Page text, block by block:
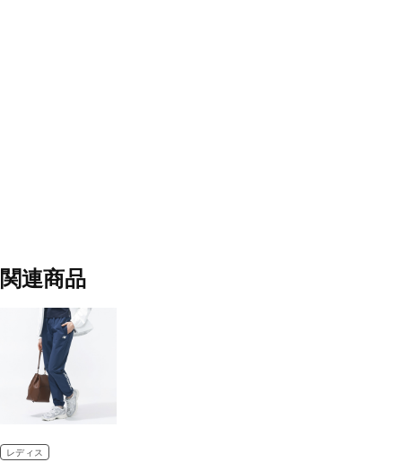
関連商品
レディス